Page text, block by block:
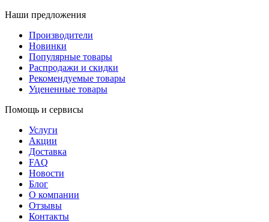
Наши предложения
Производители
Новинки
Популярные товары
Распродажи и скидки
Рекомендуемые товары
Уцененные товары
Помощь и сервисы
Услуги
Акции
Доставка
FAQ
Новости
Блог
О компании
Отзывы
Контакты